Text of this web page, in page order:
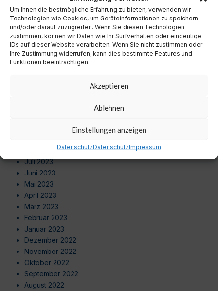
Um Ihnen die bestmögliche Erfahrung zu bieten, verwenden wir
Technologien wie Cookies, um Geräteinformationen zu speichern
und/oder darauf zuzugreifen. Wenn Sie diesen Technologien
zustimmen, können wir Daten wie Ihr Surfverhalten oder eindeutige
IDs auf dieser Website verarbeiten. Wenn Sie nicht zustimmen oder
Ihre Zustimmung widerrufen, kann dies bestimmte Features und
Funktionen beeinträchtigen.
Akzeptieren
Ablehnen
Einstellungen anzeigen
DatenschutzDatenschutzImpressum
August 2024
Juli 2024
Juni 2024
Mai 2024
April 2024
August 2023
Juli 2023
Juni 2023
Mai 2023
April 2023
März 2023
Februar 2023
Januar 2023
Dezember 2022
November 2022
Oktober 2022
September 2022
August 2022